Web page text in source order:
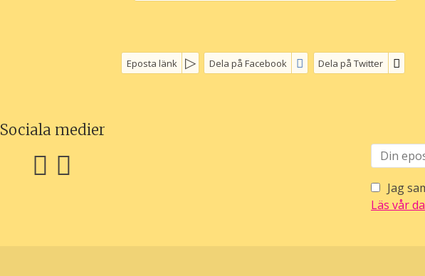
Eposta länk Dela på Facebook Dela på Twitter
Sociala medier
Jag
Läs vår